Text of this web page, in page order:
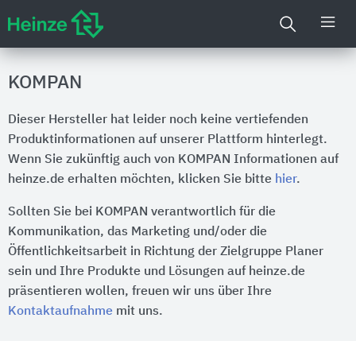
KOMPAN
Dieser Hersteller hat leider noch keine vertiefenden
Produktinformationen auf unserer Plattform hinterlegt.
Wenn Sie zukünftig auch von KOMPAN Informationen auf
heinze.de erhalten möchten, klicken Sie bitte hier.
Sollten Sie bei KOMPAN verantwortlich für die
Kommunikation, das Marketing und/oder die
Öffentlichkeitsarbeit in Richtung der Zielgruppe Planer
sein und Ihre Produkte und Lösungen auf heinze.de
präsentieren wollen, freuen wir uns über Ihre
Kontaktaufnahme mit uns.